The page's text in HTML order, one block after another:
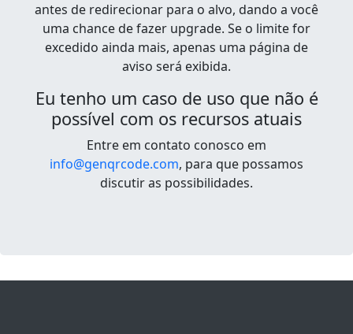
antes de redirecionar para o alvo, dando a você
uma chance de fazer upgrade. Se o limite for
excedido ainda mais, apenas uma página de
aviso será exibida.
Eu tenho um caso de uso que não é
possível com os recursos atuais
Entre em contato conosco em
info@genqrcode.com, para que possamos
discutir as possibilidades.